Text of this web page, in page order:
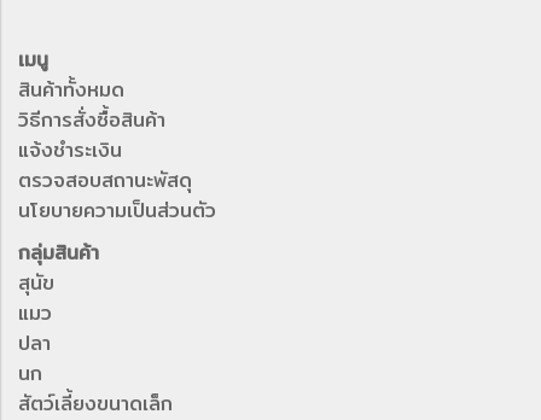
เมนู
สินค้าทั้งหมด
วิธีการสั่งซื้อสินค้า
แจ้งชำระเงิน
ตรวจสอบสถานะพัสดุ
นโยบายความเป็นส่วนตัว
กลุ่มสินค้า
สุนัข
แมว
ปลา
นก
สัตว์เลี้ยงขนาดเล็ก